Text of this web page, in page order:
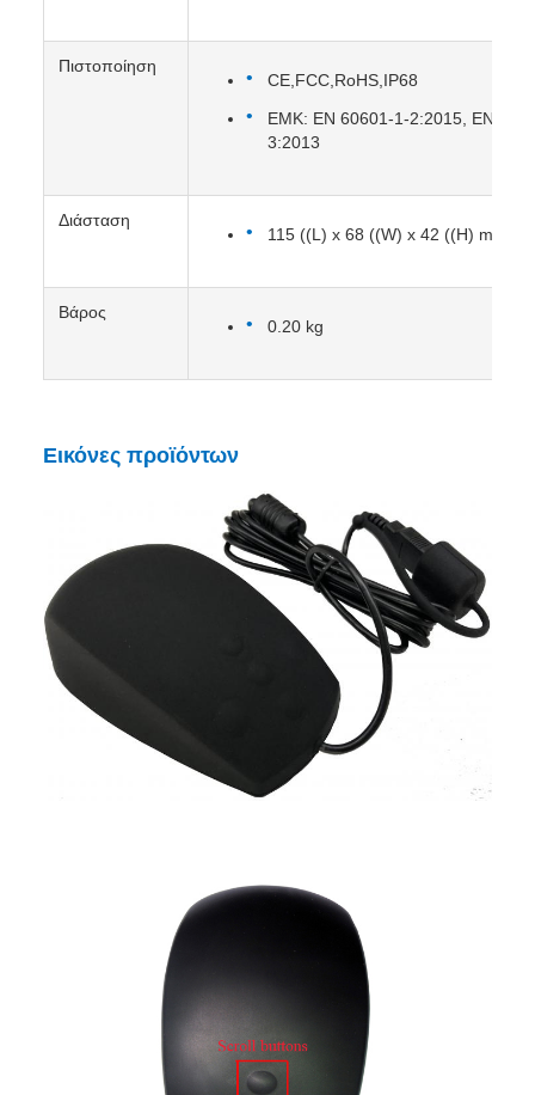
Πιστοποίηση
CE,FCC,RoHS,IP68
ΕΜΚ: EN 60601-1-2:2015, EN
3:2013
Διάσταση
115 ((L) x 68 ((W) x 42 ((H) mm
Βάρος
0.20 kg
Εικόνες προϊόντων